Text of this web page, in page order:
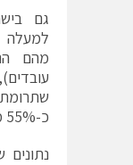
גם
כ-55% מהתוצר הכללי.